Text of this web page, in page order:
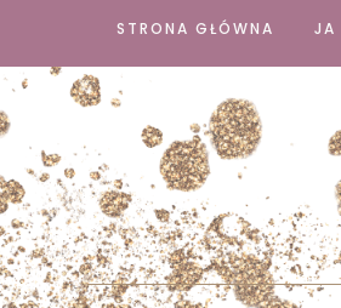
STRONA GŁÓWNA JA